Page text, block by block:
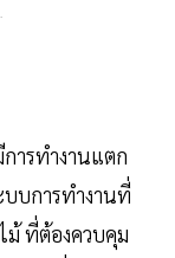
ารทำงานแตก
บการทำงานที่
ม้ ที่ต้องควบคุม